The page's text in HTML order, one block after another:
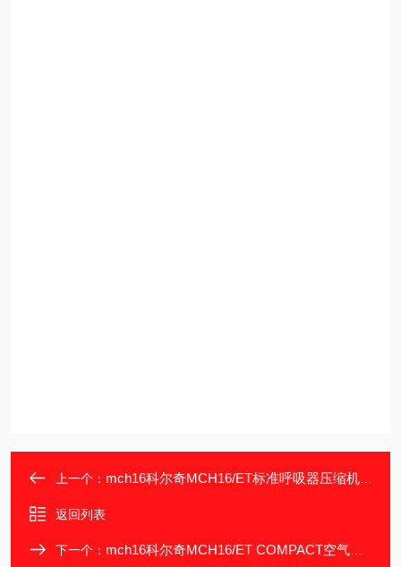
上一个： mch16科尔奇MCH16/ET标准呼吸器压缩机/充气泵
返回列表
下一个： mch16科尔奇MCH16/ET COMPACT空气填充泵